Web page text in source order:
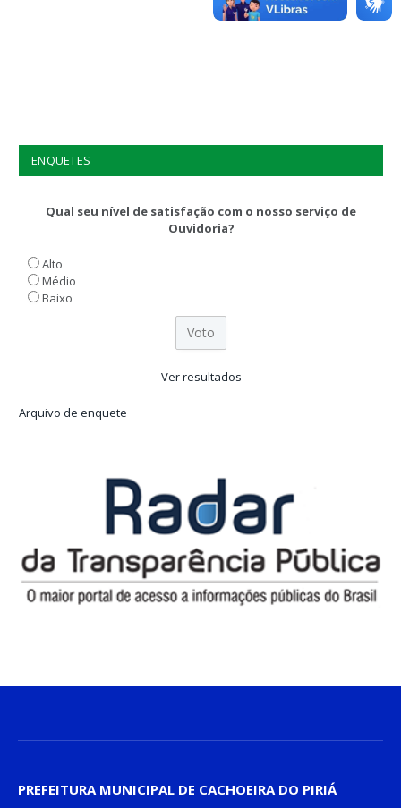
ENQUETES
Qual seu nível de satisfação com o nosso serviço de
Ouvidoria?
Alto
Médio
Baixo
Ver resultados
Arquivo de enquete
PREFEITURA MUNICIPAL DE CACHOEIRA DO PIRIÁ